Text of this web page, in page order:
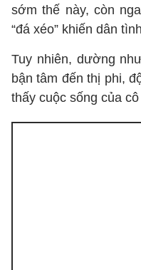
sớm thế này, còn
“đá xéo” khiến dân
Tuy nhiên, dường
bận tâm đến thị phi,
thấy cuộc sống của